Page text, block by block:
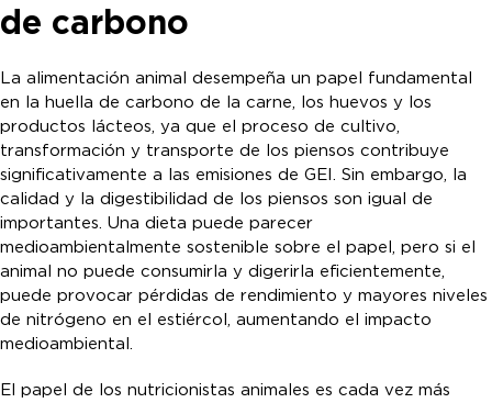
de carbono
La alimentación animal desempeña un papel fundamental
en la huella de carbono de la carne, los huevos y los
productos lácteos, ya que el proceso de cultivo,
transformación y transporte de los piensos contribuye
significativamente a las emisiones de GEI. Sin embargo, la
calidad y la digestibilidad de los piensos son igual de
importantes. Una dieta puede parecer
medioambientalmente sostenible sobre el papel, pero si el
animal no puede consumirla y digerirla eficientemente,
puede provocar pérdidas de rendimiento y mayores niveles
de nitrógeno en el estiércol, aumentando el impacto
medioambiental.
El papel de los nutricionistas animales es cada vez más